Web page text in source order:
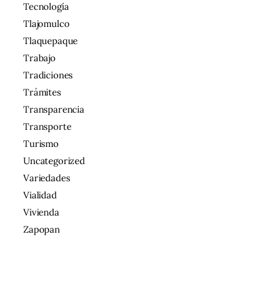
Tecnología
Tlajomulco
Tlaquepaque
Trabajo
Tradiciones
Trámites
Transparencia
Transporte
Turismo
Uncategorized
Variedades
Vialidad
Vivienda
Zapopan